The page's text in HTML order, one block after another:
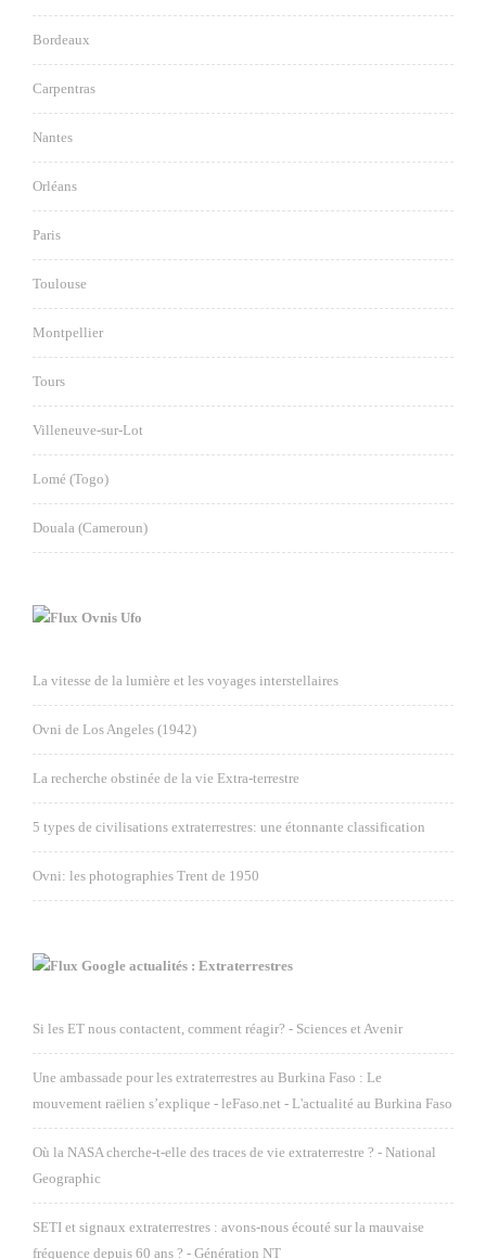
Bordeaux
Carpentras
Nantes
Orléans
Paris
Toulouse
Montpellier
Tours
Villeneuve-sur-Lot
Lomé (Togo)
Douala (Cameroun)
Ovnis Ufo
La vitesse de la lumière et les voyages interstellaires
Ovni de Los Angeles (1942)
La recherche obstinée de la vie Extra-terrestre
5 types de civilisations extraterrestres: une étonnante classification
Ovni: les photographies Trent de 1950
Google actualités : Extraterrestres
Si les ET nous contactent, comment réagir? - Sciences et Avenir
Une ambassade pour les extraterrestres au Burkina Faso : Le
mouvement raëlien s’explique - leFaso.net - L'actualité au Burkina Faso
Où la NASA cherche-t-elle des traces de vie extraterrestre ? - National
Geographic
SETI et signaux extraterrestres : avons-nous écouté sur la mauvaise
fréquence depuis 60 ans ? - Génération NT